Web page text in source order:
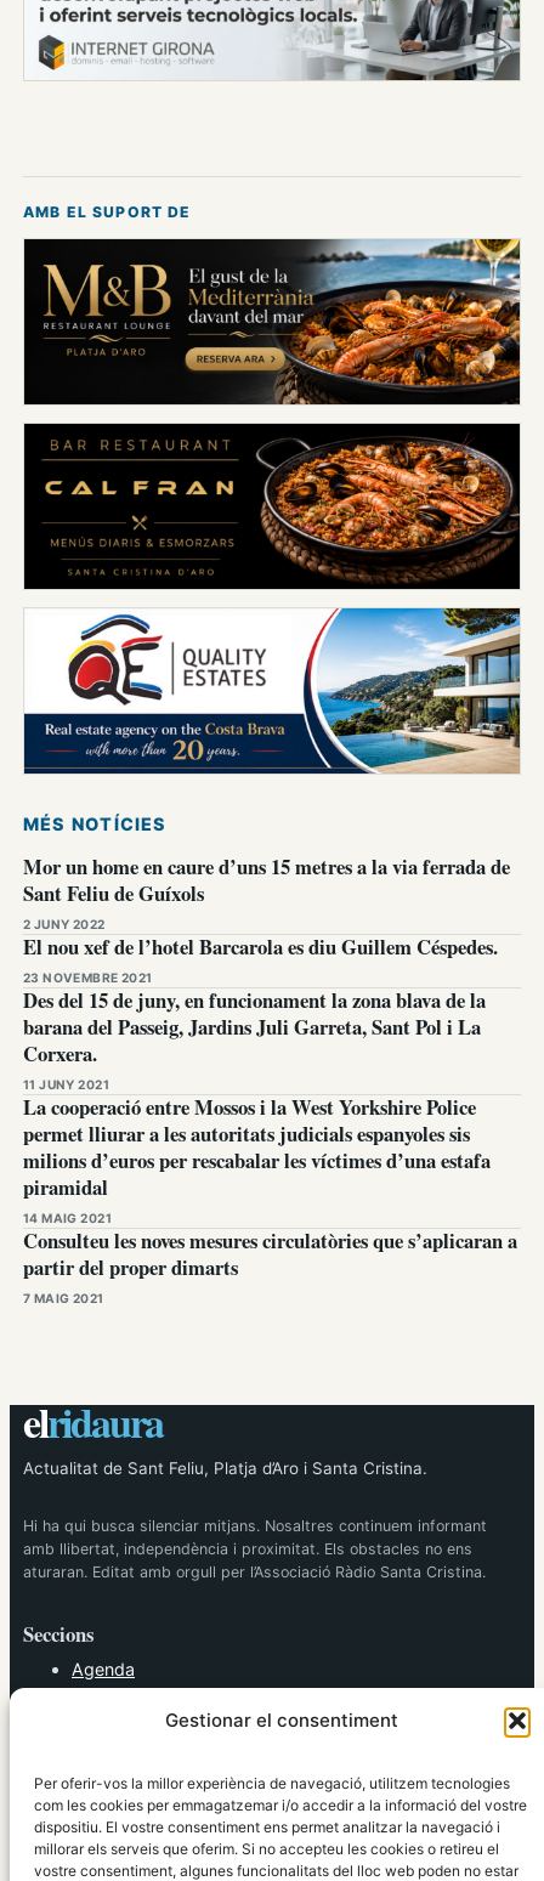
Gestionar el consentiment
Per oferir-vos la millor experiència de navegació, utilitzem tecnologies
com les cookies per emmagatzemar i/o accedir a la informació del vostre
dispositiu. El vostre consentiment ens permet analitzar la navegació i
millorar els serveis que oferim. Si no accepteu les cookies o retireu el
vostre consentiment, algunes funcionalitats del lloc web poden no estar
AMB EL SUPORT DE
MÉS NOTÍCIES
Mor un home en caure d’uns 15 metres a la via ferrada de
Sant Feliu de Guíxols
2 JUNY 2022
El nou xef de l’hotel Barcarola es diu Guillem Céspedes.
23 NOVEMBRE 2021
Des del 15 de juny, en funcionament la zona blava de la
barana del Passeig, Jardins Juli Garreta, Sant Pol i La
Corxera.
11 JUNY 2021
La cooperació entre Mossos i la West Yorkshire Police
permet lliurar a les autoritats judicials espanyoles sis
milions d’euros per rescabalar les víctimes d’una estafa
piramidal
14 MAIG 2021
Consulteu les noves mesures circulatòries que s’aplicaran a
partir del proper dimarts
7 MAIG 2021
elridaura
Actualitat de Sant Feliu, Platja d’Aro i Santa Cristina.
Hi ha qui busca silenciar mitjans. Nosaltres continuem informant
amb llibertat, independència i proximitat. Els obstacles no ens
aturaran. Editat amb orgull per l’Associació Ràdio Santa Cristina.
Seccions
Agenda
Política
Societat
Tendències